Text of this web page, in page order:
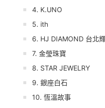
4. K.UNO
5. ith
6. HJ DIAMOND 台北
7. 金瑩珠寶
8. STAR JEWELRY
9. 銀座白石
10. 恆溫故事